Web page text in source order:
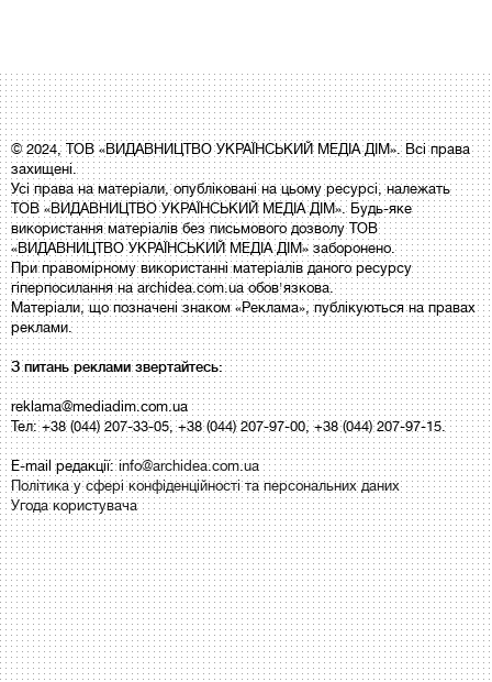
© 2024, ТОВ «ВИДАВНИЦТВО УКРАЇНСЬКИЙ МЕДІА ДІМ». Всі права
захищені.
Усі права на матеріали, опубліковані на цьому ресурсі, належать
ТОВ «ВИДАВНИЦТВО УКРАЇНСЬКИЙ МЕДІА ДІМ». Будь-яке
використання матеріалів без письмового дозволу ТОВ
«ВИДАВНИЦТВО УКРАЇНСЬКИЙ МЕДІА ДІМ» заборонено.
При правомірному використанні матеріалів даного ресурсу
гіперпосилання на archidea.com.ua обов'язкова.
Матеріали, що позначені знаком «Реклама», публікуються на правах
реклами.
З питань реклами звертайтесь:
reklama@mediadim.com.ua
Тел: +38 (044) 207-33-05, +38 (044) 207-97-00, +38 (044) 207-97-15.
E-mail редакції:info@archidea.com.ua
Політика у сфері конфіденційності та персональних даних
Угода користувача